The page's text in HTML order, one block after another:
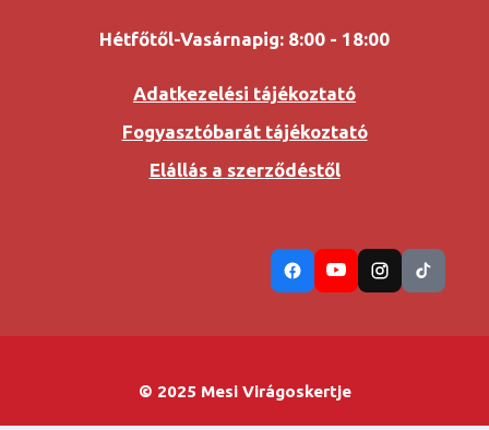
Hétfőtől-Vasárnapig: 8:00 - 18:00
Adatkezelési tájékoztató
Fogyasztóbarát tájékoztató
Elállás a szerződéstől
© 2025 Mesi Virágoskertje